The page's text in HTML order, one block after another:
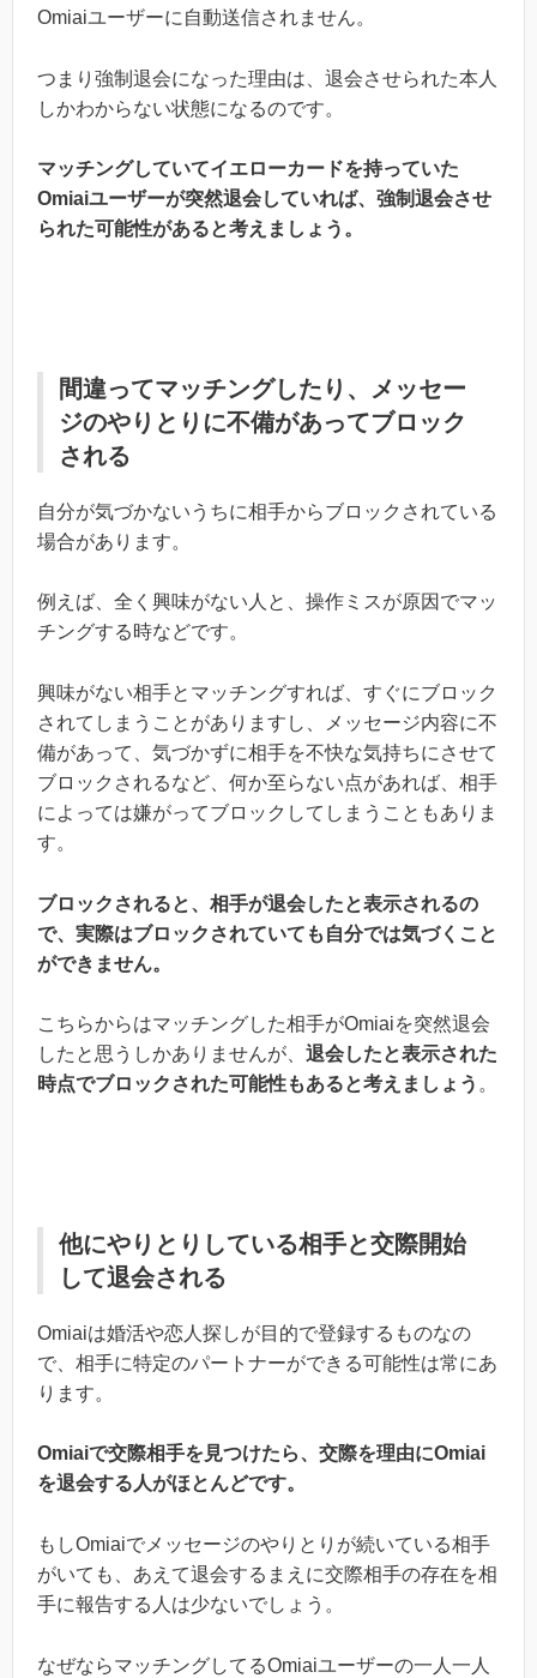
Omiaiユーザーに自動送信されません。
つまり強制退会になった理由は、退会させられた本人
しかわからない状態になるのです。
マッチングしていてイエローカードを持っていた
Omiaiユーザーが突然退会していれば、強制退会させ
られた可能性があると考えましょう。
間違ってマッチングしたり、メッセー
ジのやりとりに不備があってブロック
される
自分が気づかないうちに相手からブロックされている
場合があります。
例えば、全く興味がない人と、操作ミスが原因でマッ
チングする時などです。
興味がない相手とマッチングすれば、すぐにブロック
されてしまうことがありますし、メッセージ内容に不
備があって、気づかずに相手を不快な気持ちにさせて
ブロックされるなど、何か至らない点があれば、相手
によっては嫌がってブロックしてしまうこともありま
す。
ブロックされると、相手が退会したと表示されるの
で、実際はブロックされていても自分では気づくこと
ができません。
こちらからはマッチングした相手がOmiaiを突然退会
したと思うしかありませんが、 退会したと表示された
時点でブロックされた可能性もあると考えましょう 。
他にやりとりしている相手と交際開始
して退会される
Omiaiは婚活や恋人探しが目的で登録するものなの
で、相手に特定のパートナーができる可能性は常にあ
ります。
Omiaiで交際相手を見つけたら、交際を理由にOmiai
を退会する人がほとんどです。
もしOmiaiでメッセージのやりとりが続いている相手
がいても、あえて退会するまえに交際相手の存在を相
手に報告する人は少ないでしょう。
なぜならマッチングしてるOmiaiユーザーの一人一人